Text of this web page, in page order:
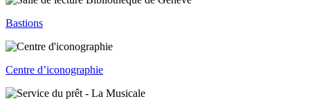
Bastions
Centre d’iconographie